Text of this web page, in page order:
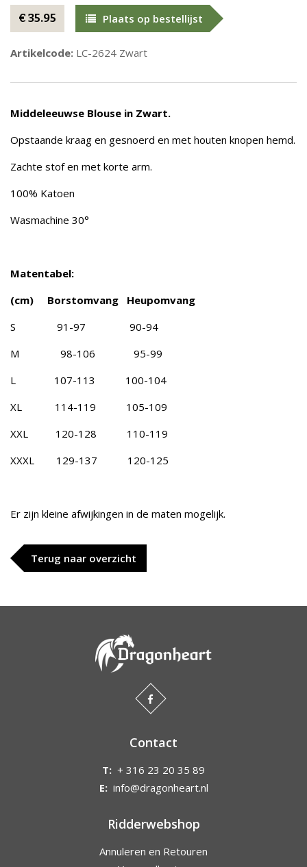
€ 35.95 Plaats op bestellijst
Artikelcode: LC-2624 Zwart
Middeleeuwse Blouse in Zwart.
Opstaande kraag en gesnoerd en met houten knopen hemd.
Zachte stof en met korte arm.
100% Katoen
Wasmachine 30°
Matentabel:
(cm) Borstomvang Heupomvang
S 91-97 90-94
M 98-106 95-99
L 107-113 100-104
XL 114-119 105-109
XXL 120-128 110-119
XXXL 129-137 120-125
Er zijn kleine afwijkingen in de maten mogelijk.
Terug naar overzicht
Contact
T: + 316 23 20 35 89
E: info@dragonheart.nl
Ridderwebshop
Annuleren en Retouren